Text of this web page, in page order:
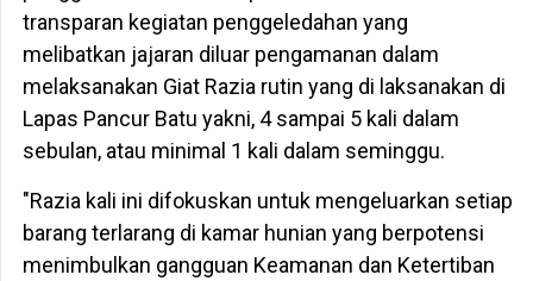
transparan kegiatan penggeledahan yang
melibatkan jajaran diluar pengamanan dalam
melaksanakan Giat Razia rutin yang di laksanakan di
Lapas Pancur Batu yakni, 4 sampai 5 kali dalam
sebulan, atau minimal 1 kali dalam seminggu.
"Razia kali ini difokuskan untuk mengeluarkan setiap
barang terlarang di kamar hunian yang berpotensi
menimbulkan gangguan Keamanan dan Ketertiban